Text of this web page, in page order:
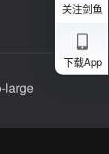
关注剑鱼
下载App